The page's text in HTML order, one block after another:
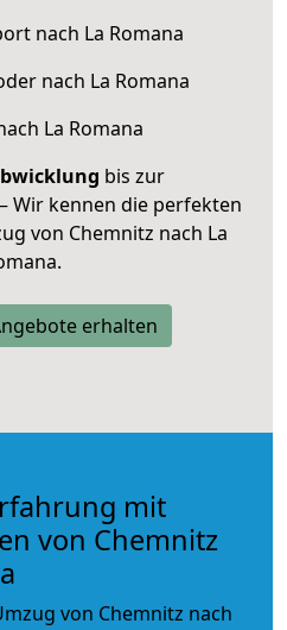
nach La Romana
nach La Romana
La Romana
bis zur
– Wir kennen die perfekten
von Chemnitz nach La
erhalten
mit
von Chemnitz
von Chemnitz nach